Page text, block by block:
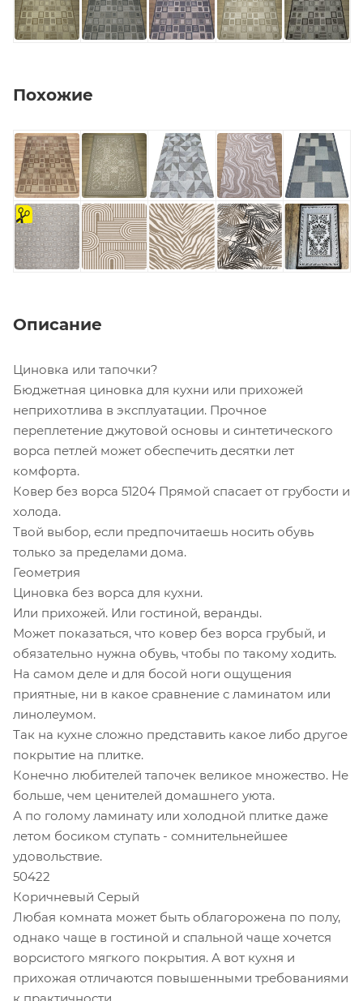
Похожие
на
отрез
Описание
Циновка или тапочки?
Бюджетная циновка для кухни или прихожей
неприхотлива в эксплуатации. Прочное
переплетение джутовой основы и синтетического
ворса петлей может обеспечить десятки лет
комфорта.
Ковер без ворса 51204 Прямой спасает от грубости и
холода.
Твой выбор, если предпочитаешь носить обувь
только за пределами дома.
Геометрия
Циновка без ворса для кухни.
Или прихожей. Или гостиной, веранды.
Может показаться, что ковер без ворса грубый, и
обязательно нужна обувь, чтобы по такому ходить.
На самом деле и для босой ноги ощущения
приятные, ни в какое сравнение с ламинатом или
линолеумом.
Так на кухне сложно представить какое либо другое
покрытие на плитке.
Конечно любителей тапочек великое множество. Не
больше, чем ценителей домашнего уюта.
А по голому ламинату или холодной плитке даже
летом босиком ступать - сомнительнейшее
удовольствие.
50422
Коричневый Серый
Любая комната может быть облагорожена по полу,
однако чаще в гостиной и спальной чаще хочется
ворсистого мягкого покрытия. А вот кухня и
прихожая отличаются повышенными требованиями
к практичности.